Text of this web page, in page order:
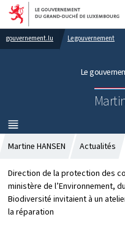
Aller au
Aller
gouvernement.lu Le gouvernement
Le
MENU
PRINCIPAL
Martine HANSEN Actualités
Direction de la protection des
ministère de l’Environnement,
Biodiversité invitaient à un
la réparation